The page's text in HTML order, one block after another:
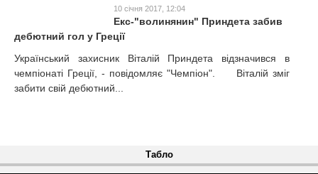
10 січня 2017, 12:04
Екс-"волинянин" Приндета забив
дебютний гол у Греції
Український захисник Віталій Приндета відзначився в
чемпіонаті Греції, - повідомляє "Чемпіон". Віталій зміг
забити свій дебютний...
Табло